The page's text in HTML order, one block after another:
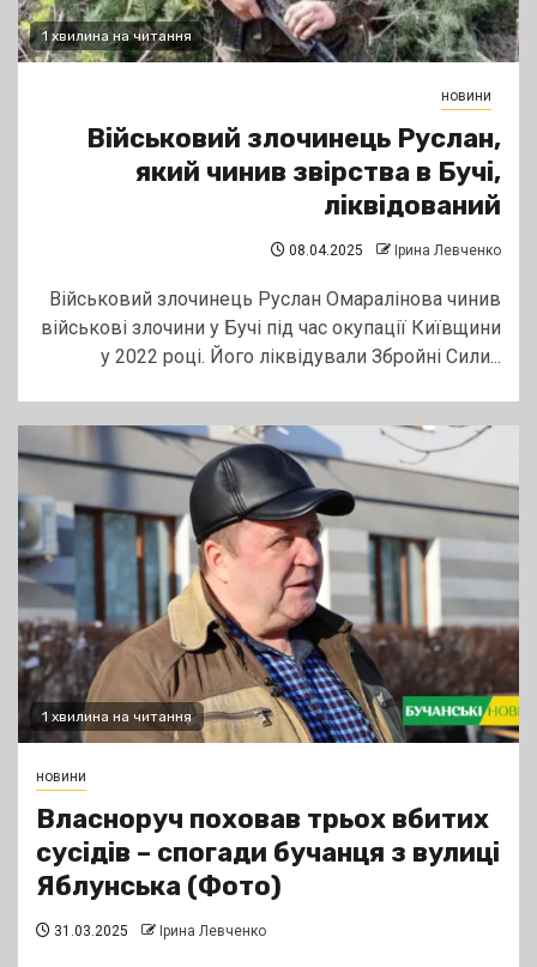
1 хвилина на читання
новини
Військовий злочинець Руслан,
який чинив звірства в Бучі,
ліквідований
08.04.2025 Ірина Левченко
Військовий злочинець Руслан Омаралінова чинив
військові злочини у Бучі під час окупації Київщини
у 2022 році. Його ліквідували Збройні Сили...
1 хвилина на читання
новини
Власноруч поховав трьох вбитих
сусідів – спогади бучанця з вулиці
Яблунська (Фото)
31.03.2025 Ірина Левченко